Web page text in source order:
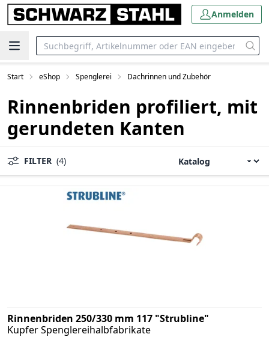
Anmelden
Start eShop Spenglerei Dachrinnen und Zubehör
Rinnenbriden profiliert, mit
gerundeten Kanten
FILTER (4)
Rinnenbriden 250/330 mm 117 "Strubline"
Kupfer Spenglereihalbfabrikate